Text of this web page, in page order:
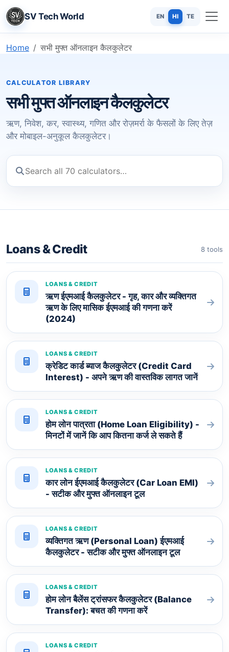
SV Tech World EN HI TE
Home सभी मुफ्त ऑनलाइन कैलकुलेटर
CALCULATOR LIBRARY
सभी मुफ्त ऑनलाइन कैलकुलेटर
ऋण, निवेश, कर, स्वास्थ्य, गणित और रोज़मर्रा के फैसलों के लिए तेज़
और मोबाइल-अनुकूल कैलकुलेटर।
Loans & Credit 8 tools
LOANS & CREDIT
ऋण ईएमआई कैलकुलेटर - गृह, कार और व्यक्तिगत
ऋण के लिए मासिक ईएमआई की गणना करें
(2024)
LOANS & CREDIT
क्रेडिट कार्ड ब्याज कैलकुलेटर (Credit Card
Interest) - अपने ऋण की वास्तविक लागत जानें
LOANS & CREDIT
होम लोन पात्रता (Home Loan Eligibility) -
मिनटों में जानें कि आप कितना कर्ज ले सकते हैं
LOANS & CREDIT
कार लोन ईएमआई कैलकुलेटर (Car Loan EMI)
- सटीक और मुफ्त ऑनलाइन टूल
LOANS & CREDIT
व्यक्तिगत ऋण (Personal Loan) ईएमआई
कैलकुलेटर - सटीक और मुफ्त ऑनलाइन टूल
LOANS & CREDIT
होम लोन बैलेंस ट्रांसफर कैलकुलेटर (Balance
Transfer): बचत की गणना करें
LOANS & CREDIT